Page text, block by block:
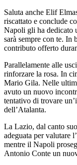
Saluta anche Elif
riscattato e conclude
Napoli gli ha dedicato
sarà sempre con te.
contributo offerto
Parallelamente alle
rinforzare la rosa. In
Mario Gila. Nelle
avuto un nuovo
tentativo di trovare
dell’Atalanta.
La Lazio, dal canto
adeguata per valutare
mentre il Napoli
Antonio Conte un